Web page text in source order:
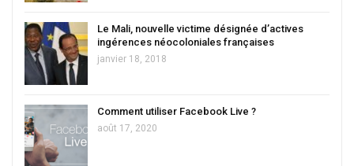
Le Mali, nouvelle victime désignée d’actives
ingérences néocoloniales françaises
janvier 18, 2018
Comment utiliser Facebook Live ?
août 17, 2020